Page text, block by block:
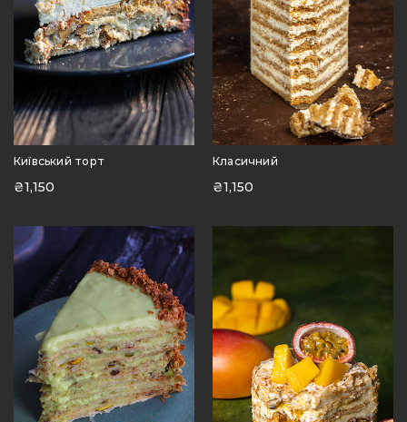
Київський торт
₴1,150
Класичний
₴1,150